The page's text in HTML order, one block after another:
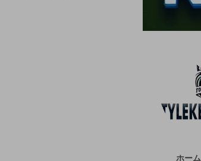
ホーム